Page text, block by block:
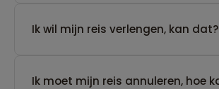
Ik wil mijn reis verlengen, kan dat?
Ik moet mijn reis annuleren, hoe